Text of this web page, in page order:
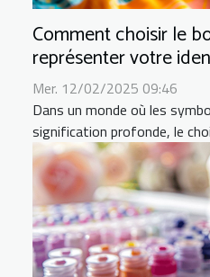
Comment choisir le
représenter votre
Mer. 12/02/2025 09:46
Dans un monde où les
signification profonde, le